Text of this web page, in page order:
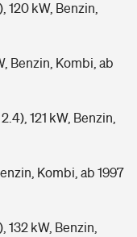
120 kW, Benzin,
Benzin, Kombi, ab
121 kW, Benzin,
Kombi, ab 1997
132 kW, Benzin,